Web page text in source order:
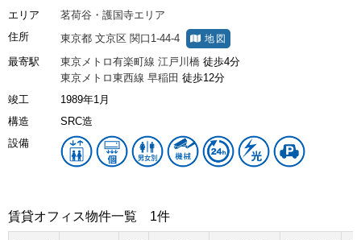
エリア
茗荷谷・護国寺エリア
住所
東京都 文京区 関口1-44-4 地図
最寄駅 東京メトロ有楽町線 江戸川橋 徒歩4分
東京メトロ東西線 早稲田 徒歩12分
竣工
1989年1月
構造
SRC造
設備
賃貸オフィス物件一覧 1件